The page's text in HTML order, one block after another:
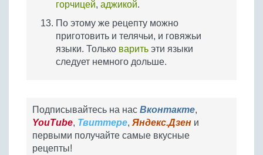
горчицей, аджикой.
По этому же рецепту можно
приготовить и телячьи, и говяжьи
языки. Только варить эти языки
следует немного дольше.
Подписывайтесь на нас Вконтакте,
YouTube, Твиттере, Яндекс.Дзен и
первыми получайте самые вкусные
рецепты!